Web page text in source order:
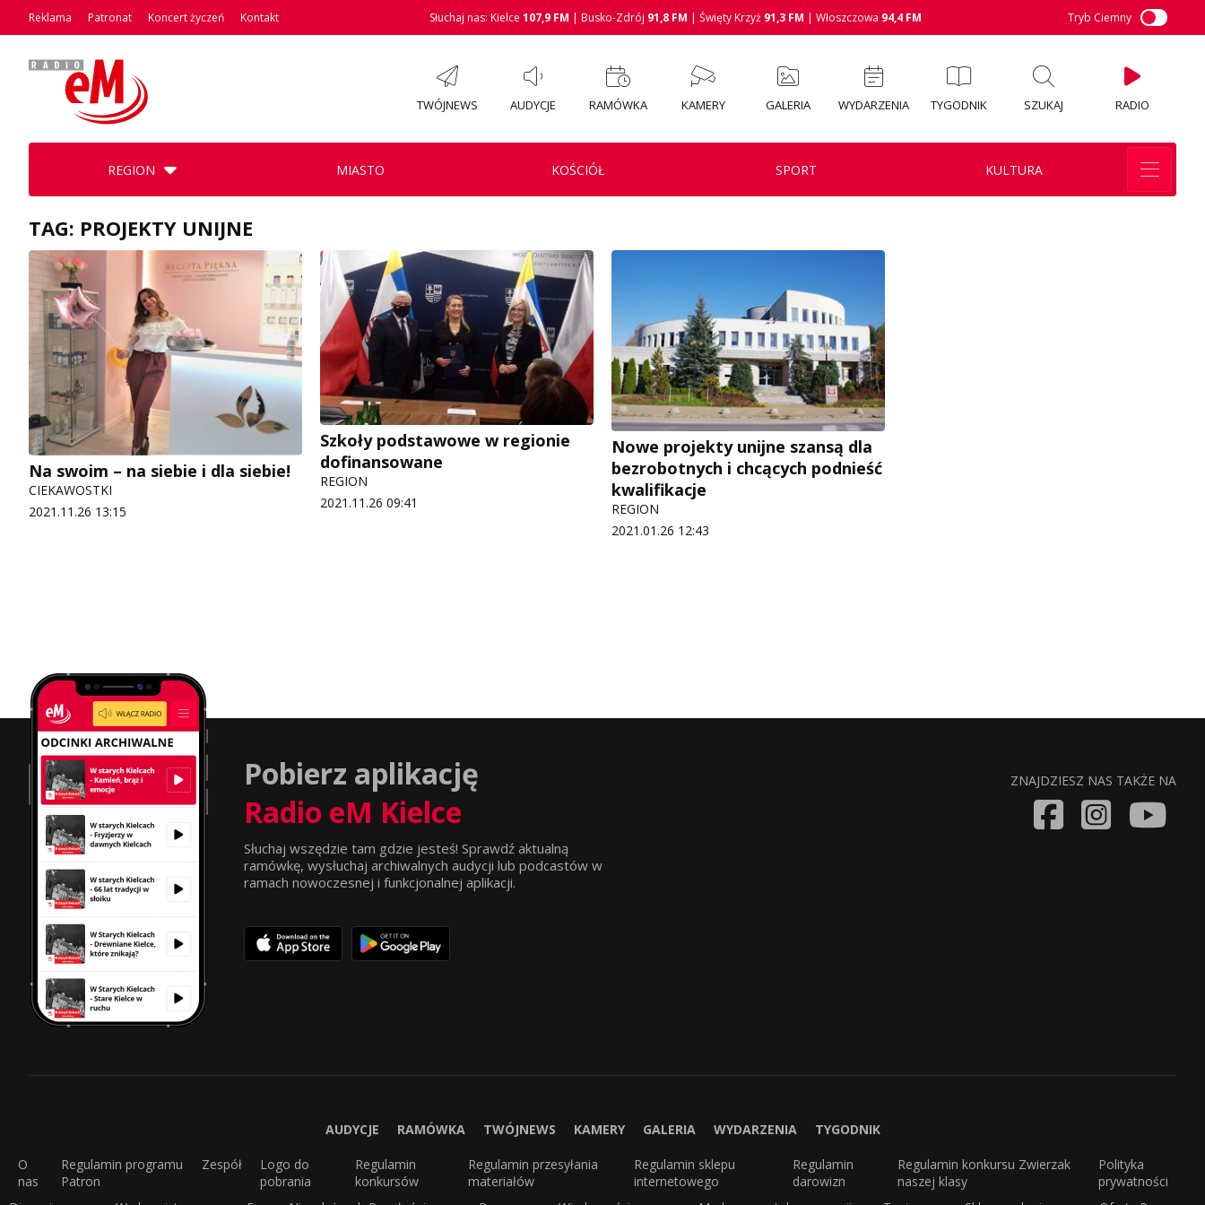
Reklama Patronat Koncert życzeń Kontakt Słuchaj nas: Kielce 107,9 FM | Busko-Zdrój 91,8 FM | Święty Krzyż 91,3 FM | Włoszczowa 94,4 FM Tryb Ciemny
TWÓJNEWS AUDYCJE RAMÓWKA KAMERY GALERIA WYDARZENIA TYGODNIK SZUKAJ RADIO
REGION MIASTO KOŚCIÓŁ SPORT KULTURA
TAG: PROJEKTY UNIJNE
Na swoim – na siebie i dla siebie!
CIEKAWOSTKI
2021.11.26 13:15
Szkoły podstawowe w regionie
dofinansowane
REGION
2021.11.26 09:41
Nowe projekty unijne szansą dla
bezrobotnych i chcących podnieść
kwalifikacje
REGION
2021.01.26 12:43
Pobierz aplikację
Radio eM Kielce
Słuchaj wszędzie tam gdzie jesteś! Sprawdź aktualną
ramówkę, wysłuchaj archiwalnych audycji lub podcastów w
ramach nowoczesnej i funkcjonalnej aplikacji.
ZNAJDZIESZ NAS TAKŻE NA
AUDYCJE RAMÓWKA TWÓJNEWS KAMERY GALERIA WYDARZENIA TYGODNIK
O
nas
Regulamin programu
Patron
Zespół
Logo do
pobrania
Regulamin
konkursów
Regulamin przesyłania
materiałów
Regulamin sklepu
internetowego
Regulamin
darowizn
Regulamin konkursu Zwierzak
naszej klasy
Polityka
prywatności